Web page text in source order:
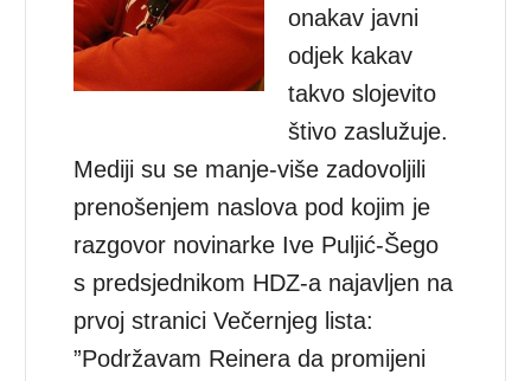
onakav javni
odjek kakav
takvo slojevito
štivo zaslužuje.
Mediji su se manje-više zadovoljili
prenošenjem naslova pod kojim je
razgovor novinarke Ive Puljić-Šego
s predsjednikom HDZ-a najavljen na
prvoj stranici Večernjeg lista:
”Podržavam Reinera da promijeni